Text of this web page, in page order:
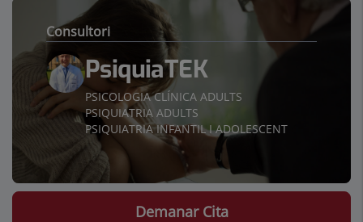
Consultori
PsiquiaTEK
PSICOLOGIA CLÍNICA ADULTS
PSIQUIATRIA ADULTS
PSIQUIATRIA INFANTIL I ADOLESCENT
Demanar Cita